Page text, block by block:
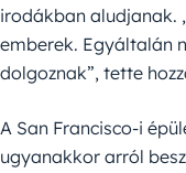
irodákban aludjanak.
emberek. Egyáltalán
dolgoznak”, tette
A San Francisco-i
ugyanakkor arról